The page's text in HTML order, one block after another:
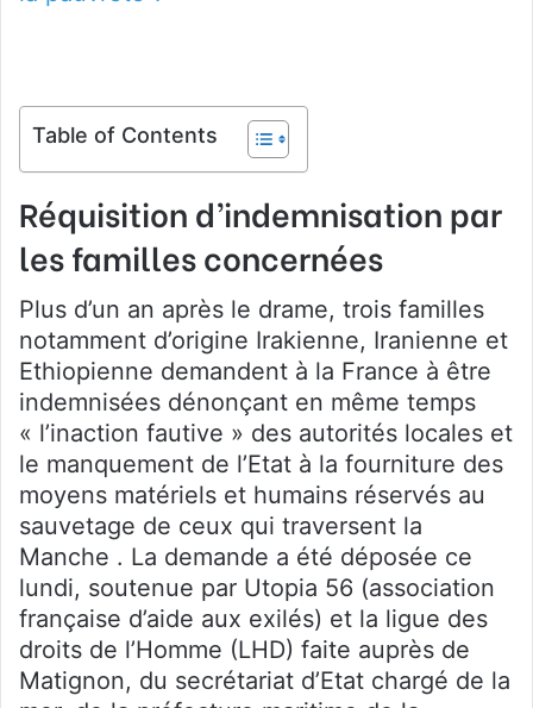
Table of Contents
Réquisition d’indemnisation par
les familles concernées
Plus d’un an après le drame, trois familles
notamment d’origine Irakienne, Iranienne et
Ethiopienne demandent à la France à être
indemnisées dénonçant en même temps
« l’inaction fautive » des autorités locales et
le manquement de l’Etat à la fourniture des
moyens matériels et humains réservés au
sauvetage de ceux qui traversent la
Manche . La demande a été déposée ce
lundi, soutenue par Utopia 56 (association
française d’aide aux exilés) et la ligue des
droits de l’Homme (LHD) faite auprès de
Matignon, du secrétariat d’Etat chargé de la